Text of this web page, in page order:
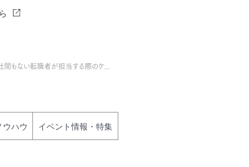
間もない転職者が担当する際のケ...
ハウ イベント情報・特集